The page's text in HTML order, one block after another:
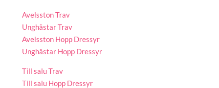
Avelsston Trav
Unghästar Trav
Avelsston Hopp Dressyr
Unghästar Hopp Dressyr
Till salu Trav
Till salu Hopp Dressyr